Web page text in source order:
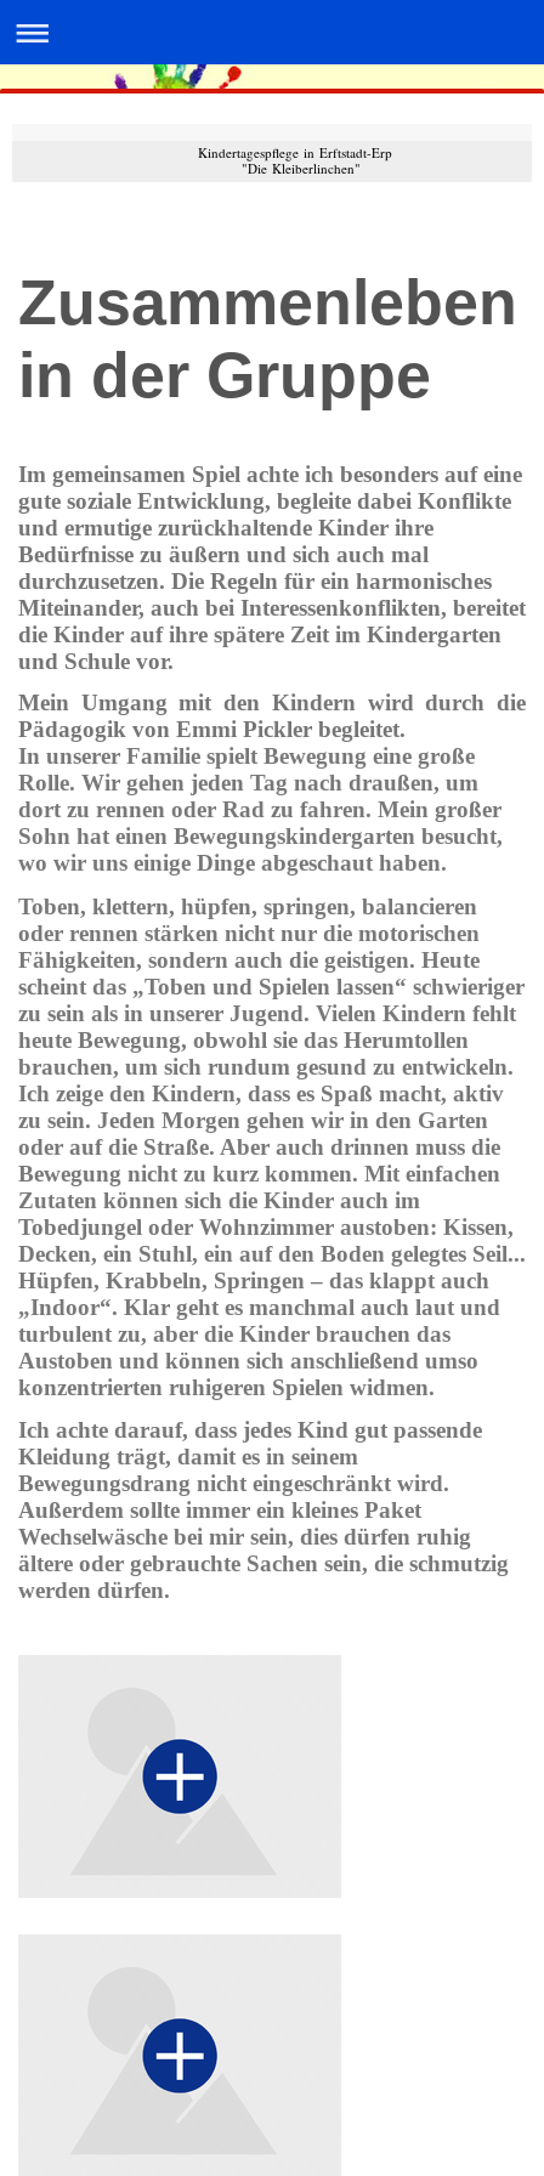
Kindertagespflege in Erftstadt-Erp
"Die Kleiberlinchen"
Zusammenleben
in der Gruppe
Im gemeinsamen Spiel achte ich besonders auf eine
gute soziale Entwicklung, begleite dabei Konflikte
und ermutige zurückhaltende Kinder ihre
Bedürfnisse zu äußern und sich auch mal
durchzusetzen. Die Regeln für ein harmonisches
Miteinander, auch bei Interessenkonflikten, bereitet
die Kinder auf ihre spätere Zeit im Kindergarten
und Schule vor.
Mein Umgang mit den Kindern wird durch die
Pädagogik von Emmi Pickler begleitet.
In unserer Familie spielt Bewegung eine große
Rolle. Wir gehen jeden Tag nach draußen, um
dort zu rennen oder Rad zu fahren. Mein großer
Sohn hat einen Bewegungskindergarten besucht,
wo wir uns einige Dinge abgeschaut haben.
Toben, klettern, hüpfen, springen, balancieren
oder rennen stärken nicht nur die motorischen
Fähigkeiten, sondern auch die geistigen. Heute
scheint das „Toben und Spielen lassen“ schwieriger
zu sein als in unserer Jugend. Vielen Kindern fehlt
heute Bewegung, obwohl sie das Herumtollen
brauchen, um sich rundum gesund zu entwickeln.
Ich zeige den Kindern, dass es Spaß macht, aktiv
zu sein. Jeden Morgen gehen wir in den Garten
oder auf die Straße. Aber auch drinnen muss die
Bewegung nicht zu kurz kommen. Mit einfachen
Zutaten können sich die Kinder auch im
Tobedjungel oder Wohnzimmer austoben: Kissen,
Decken, ein Stuhl, ein auf den Boden gelegtes Seil...
Hüpfen, Krabbeln, Springen – das klappt auch
„Indoor“. Klar geht es manchmal auch laut und
turbulent zu, aber die Kinder brauchen das
Austoben und können sich anschließend umso
konzentrierten ruhigeren Spielen widmen.
Ich achte darauf, dass jedes Kind gut passende
Kleidung trägt, damit es in seinem
Bewegungsdrang nicht eingeschränkt wird.
Außerdem sollte immer ein kleines Paket
Wechselwäsche bei mir sein, dies dürfen ruhig
ältere oder gebrauchte Sachen sein, die schmutzig
werden dürfen.